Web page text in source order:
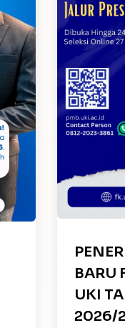
BARU
UKI
2026/